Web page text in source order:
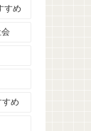
すめ
め